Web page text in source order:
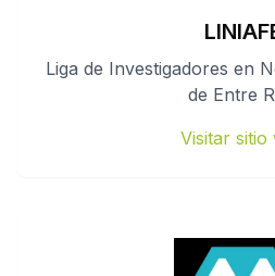
Liga de Investigadores en
de Entre
Visitar sitio